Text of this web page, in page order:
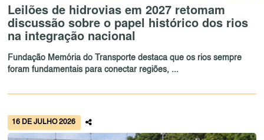
Leilões de hidrovias em 2027 retomam
discussão sobre o papel histórico dos rios
na integração nacional
Fundação Memória do Transporte destaca que os rios sempre
foram fundamentais para conectar regiões, ...
16 DE JULHO 2026